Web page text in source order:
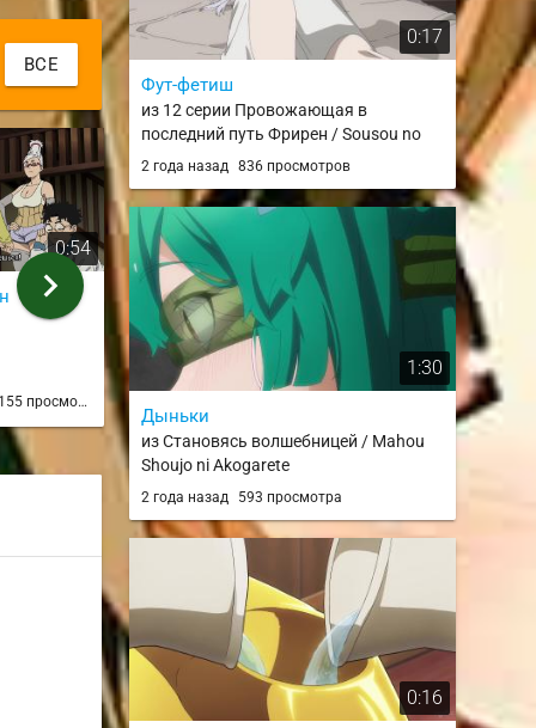
ВСЕ
0:54
155 просмотров
1:43
Отсылки
из 7 серии
EgoridzeXD
Код красный
из 3 серии
1 год
chevron_right
0:17
Фут-фетиш
из 12 серии Провожающая в
последний путь Фрирен / Sousou no
Frieren
2 года назад 836 просмотров
1:30
Дыньки
из Становясь волшебницей / Mahou
Shoujo ni Akogarete
2 года назад 593 просмотра
0:16